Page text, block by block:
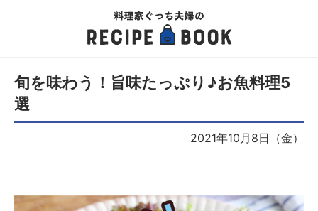
旬を味わう！旨味たっぷり♪お魚料理5
選
2021年10月8日（金）